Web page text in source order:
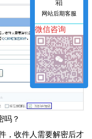
吗？
，收件人需要解密后才
网站后期客服
微信咨询